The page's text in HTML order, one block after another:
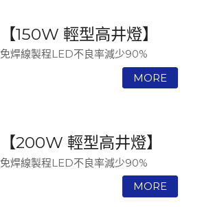
【150W 輕型高井燈】
免焊線製程LED不良率減少90%
【200W 輕型高井燈】
免焊線製程LED不良率減少90%